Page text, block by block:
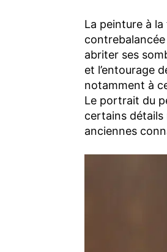
La peinture à
contrebalancée
abriter ses
et l’entourage
notamment à
Le portrait du
certains détails
anciennes